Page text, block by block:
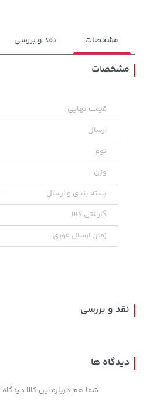
219,900
141,000
مشخصات نقد و بررسی
مشخصات
قیمت نهایی
ارسال
نوع
وزن
بسته بندی و ارسال
گارانتی کالا
زمان ارسال فوری
نقد و بررسی
دیدگاه ها
شما هم درباره این کالا